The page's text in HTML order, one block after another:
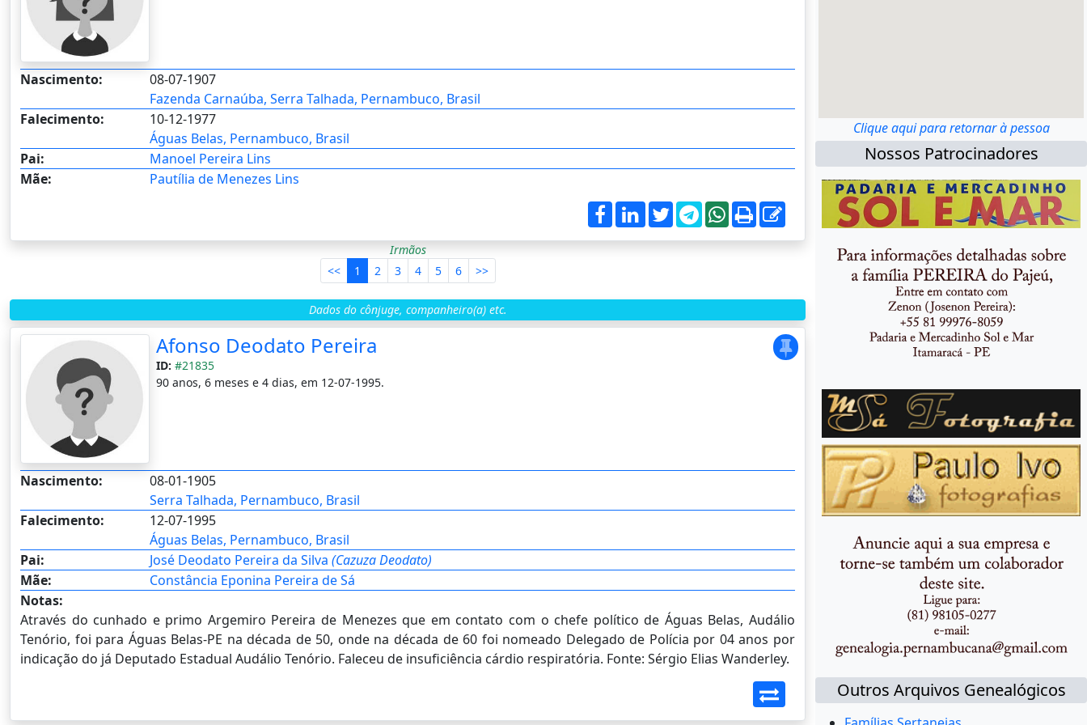
Nascimento:
08-07-1907
Fazenda Carnaúba, Serra Talhada, Pernambuco, Brasil
Falecimento:
10-12-1977
Águas Belas, Pernambuco, Brasil
Pai:
Manoel Pereira Lins
Mãe:
Pautília de Menezes Lins
Irmãos
<<
1 2 3 4 5 6 >>
Dados do cônjuge, companheiro(a) etc.
Afonso Deodato Pereira
ID: #21835
90 anos, 6 meses e 4 dias, em 12-07-1995.
Nascimento:
08-01-1905
Serra Talhada, Pernambuco, Brasil
Falecimento:
12-07-1995
Águas Belas, Pernambuco, Brasil
Pai:
José Deodato Pereira da Silva (Cazuza Deodato)
Mãe:
Constância Eponina Pereira de Sá
Notas:
Através do cunhado e primo Argemiro Pereira de Menezes que em contato com o chefe político de Águas Belas, Audálio
Tenório, foi para Águas Belas-PE na década de 50, onde na década de 60 foi nomeado Delegado de Polícia por 04 anos por
indicação do já Deputado Estadual Audálio Tenório. Faleceu de insuficiência cárdio respiratória. Fonte: Sérgio Elias Wanderley.
Clique aqui para retornar à pessoa
Nossos Patrocinadores
Outros Arquivos Genealógicos